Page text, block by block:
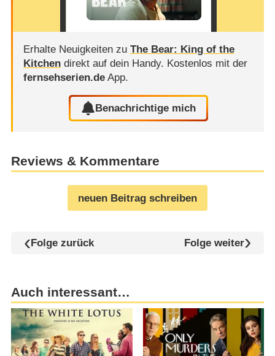
Erhalte Neuigkeiten zu The Bear: King of the
Kitchendirekt auf dein Handy. Kostenlos mit der
fernsehserien.deApp.
Benachrichtige mich
Reviews & Kommentare
neuen Beitrag schreiben
Folge zurück Folge weiter
Auch interessant…